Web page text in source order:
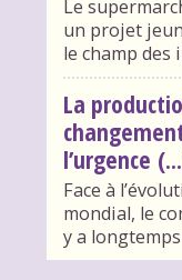
Le
un projet
le champ des
La
l’urgence
Face à
mondial, le
y a